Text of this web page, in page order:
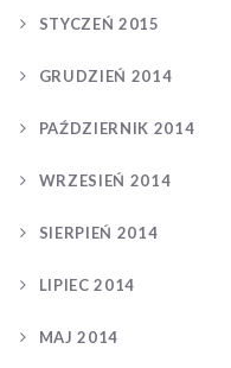
STYCZEŃ 2015
GRUDZIEŃ 2014
PAŹDZIERNIK 2014
WRZESIEŃ 2014
SIERPIEŃ 2014
LIPIEC 2014
MAJ 2014